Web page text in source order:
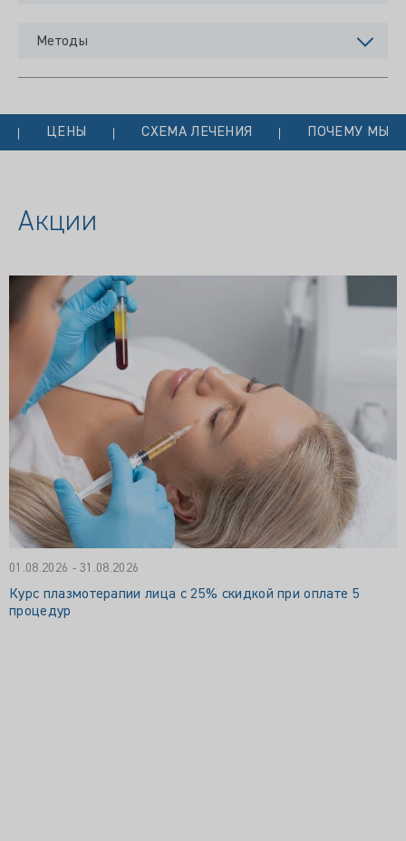
Методы
ЦЕНЫ СХЕМА ЛЕЧЕНИЯ ПОЧЕМУ МЫ?
Акции
01.08.2026 - 31.08.2026
Курс плазмотерапии лица с 25% скидкой при оплате 5
процедур